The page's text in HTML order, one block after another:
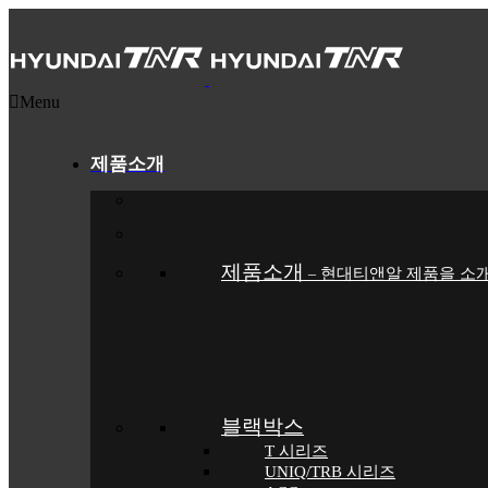
Menu
제품소개
제품소개 – 현대티앤알 제품을 소
블랙박스
T 시리즈
UNIQ/TRB 시리즈